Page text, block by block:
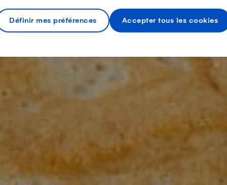
Définir mes préférences Accepter tous les cookies